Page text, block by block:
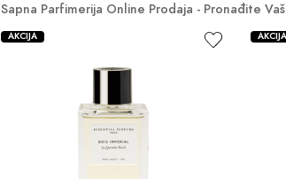
Sapna Parfimerija Online Prodaja - Pronađite
AKCIJA AKCIJA